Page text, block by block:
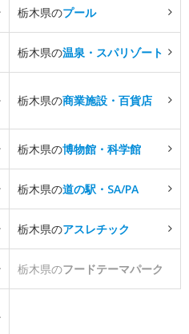
栃木県のプール
栃木県の温泉・スパリゾート
栃木県の商業施設・百貨店
栃木県の博物館・科学館
栃木県の道の駅・SA/PA
栃木県のアスレチック
栃木県のフードテーマパーク